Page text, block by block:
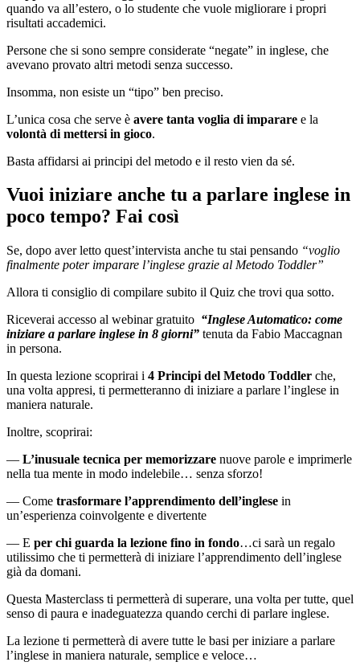
quando va all’estero, o lo studente che vuole migliorare i propri
risultati accademici.
Persone che si sono sempre considerate “negate” in inglese, che
avevano provato altri metodi senza successo.
Insomma, non esiste un “tipo” ben preciso.
L’unica cosa che serve è avere tanta voglia di imparare e la
volontà di mettersi in gioco.
Basta affidarsi ai principi del metodo e il resto vien da sé.
Vuoi iniziare anche tu a parlare inglese in
poco tempo? Fai così
Se, dopo aver letto quest’intervista anche tu stai pensando “voglio
finalmente poter imparare l’inglese grazie al Metodo Toddler”
Allora ti consiglio di compilare subito il Quiz che trovi qua sotto.
Riceverai accesso al webinar gratuito “Inglese Automatico: come
iniziare a parlare inglese in 8 giorni” tenuta da Fabio Maccagnan
in persona.
In questa lezione scoprirai i 4 Principi del Metodo Toddler che,
una volta appresi, ti permetteranno di iniziare a parlare l’inglese in
maniera naturale.
Inoltre, scoprirai:
— L’inusuale tecnica per memorizzare nuove parole e imprimerle
nella tua mente in modo indelebile… senza sforzo!
— Come trasformare l’apprendimento dell’inglese in
un’esperienza coinvolgente e divertente
— E per chi guarda la lezione fino in fondo…ci sarà un regalo
utilissimo che ti permetterà di iniziare l’apprendimento dell’inglese
già da domani.
Questa Masterclass ti permetterà di superare, una volta per tutte, quel
senso di paura e inadeguatezza quando cerchi di parlare inglese.
La lezione ti permetterà di avere tutte le basi per iniziare a parlare
l’inglese in maniera naturale, semplice e veloce…